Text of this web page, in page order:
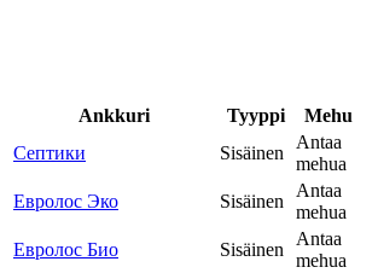
Ankkuri Tyyppi
Mehu
Септики
Sisäinen
Antaa
mehua
Евролос Эко
Sisäinen
Antaa
mehua
Евролос Био
Sisäinen
Antaa
mehua